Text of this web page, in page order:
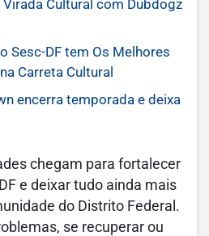
Cultural com Dubdogz
Sesc-DF tem Os Melhores
Carreta Cultural
encerra temporada e deixa
chegam para fortalecer
e deixar tudo ainda mais
do Distrito Federal.
se recuperar ou